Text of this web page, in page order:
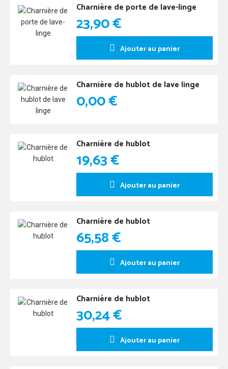
Charnière de porte de lave-linge
23,90 €
Ajouter au panier
Charnière de hublot de lave linge
0,00 €
Charnière de hublot
19,63 €
Ajouter au panier
Charnière de hublot
65,58 €
Ajouter au panier
Charnière de hublot
30,24 €
Ajouter au panier